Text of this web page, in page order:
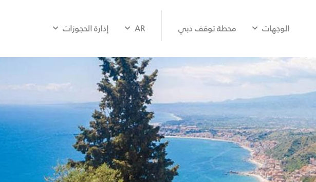
الوجهات محطة توقف دبي AR إدارة الحجوزات